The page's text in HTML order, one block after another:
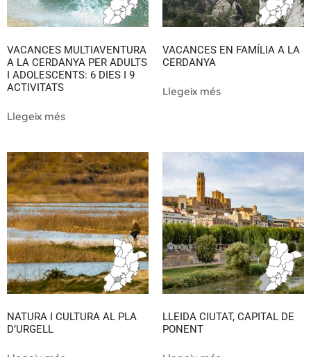
VACANCES MULTIAVENTURA
A LA CERDANYA PER ADULTS
I ADOLESCENTS: 6 DIES I 9
ACTIVITATS
Llegeix més
VACANCES EN FAMÍLIA A LA
CERDANYA
Llegeix més
NATURA I CULTURA AL PLA
D’URGELL
LLEIDA CIUTAT, CAPITAL DE
PONENT